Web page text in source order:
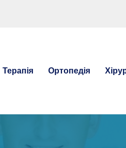
Терапія Ортопедія